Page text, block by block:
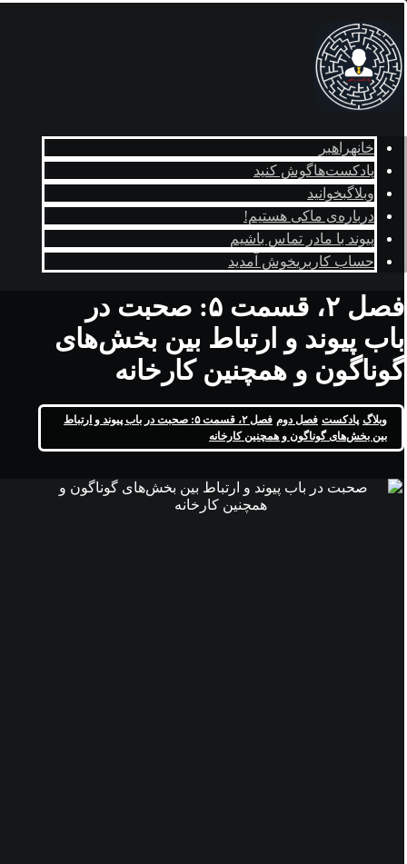
خانهراهبر
پادکست‌هاگوش کنید
وبلاگبخوانید
درباره‌ی ماکی هستیم!
پیوند با مادر تماس باشیم
حساب کاربریخوش آمدید
فصل ۲، قسمت ۵: صحبت در
باب پيوند و ارتباط بین بخش‌های
گوناگون و همچنین کارخانه
وبلاگ پادکست فصل دوم
فصل ۲، قسمت ۵: صحبت در باب پيوند و ارتباط
بین بخش‌های گوناگون و همچنین کارخانه